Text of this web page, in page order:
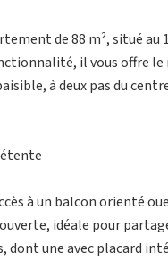
de 88 m², situé
il vous offre le
à deux pas du
à un balcon orienté
idéale pour
dont une avec placard